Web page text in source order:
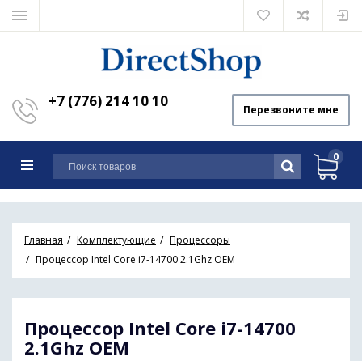
+7 (776) 214 10 10 Перезвоните мне
0
Главная Комплектующие
Процессоры
Процессор Intel Core i7-14700 2.1Ghz OEM
Процессор Intel Core i7-14700
2.1Ghz OEM